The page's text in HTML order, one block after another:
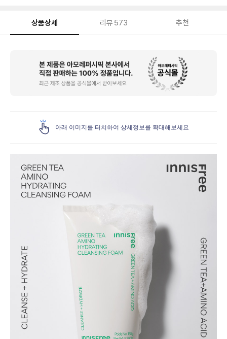
상품상세 리뷰 573 추천
아래 이미지를 터치하여 상세정보를 확대해보세요